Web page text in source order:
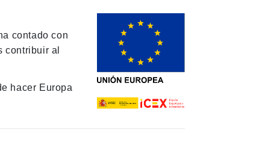
contado con
contribuir al
hacer Europa